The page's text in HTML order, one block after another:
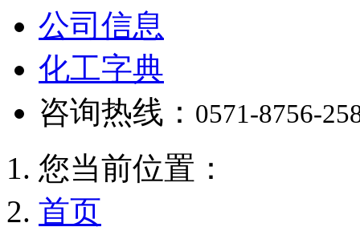
公司信息
化工字典
咨询热线： 0571-8756-
您当前位置：
首页